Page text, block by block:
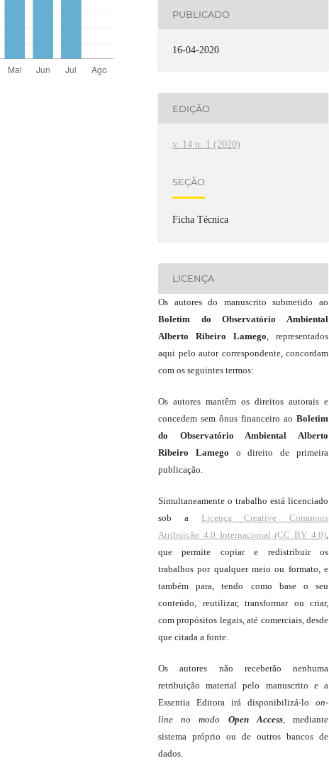
PUBLICADO
16-04-2020
EDIÇÃO
v. 14 n. 1 (2020)
SEÇÃO
Ficha Técnica
LICENÇA
Os autores do manuscrito submetido ao
Boletim do Observatório Ambiental
Alberto Ribeiro Lamego , representados
aqui pelo autor correspondente, concordam
com os seguintes termos:
Os autores mantêm os direitos autorais e
concedem sem ônus financeiro ao Boletim
do Observatório Ambiental Alberto
Ribeiro Lamego o direito de primeira
publicação.
Simultaneamente o trabalho está licenciado
sob a Licença Creative Commons
Atribuição 4.0 Internacional (CC BY 4.0)
que permite copiar e redistribuir os
trabalhos por qualquer meio ou formato, e
também para, tendo como base o seu
conteúdo, reutilizar, transformar ou criar,
com propósitos legais, até comerciais, desde
que citada a fonte.
Os autores não receberão nenhuma
retribuição material pelo manuscrito e a
Essentia Editora irá disponibilizá-lo on-
line
no modo Open Access, mediante
sistema próprio ou de outros bancos de
dados.